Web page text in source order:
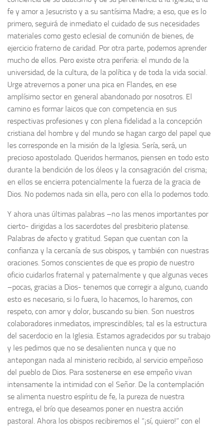
fe y amor a Jesucristo y a su santísima Madre; a eso, que es lo
primero, seguirá de inmediato el cuidado de sus necesidades
materiales como gesto eclesial de comunión de bienes, de
ejercicio fraterno de caridad. Por otra parte, podemos aprender
mucho de ellos. Pero existe otra periferia: el mundo de la
universidad, de la cultura, de la política y de toda la vida social.
Urge atrevernos a poner una pica en Flandes, en ese
amplísimo sector en general abandonado por nosotros. El
camino es formar laicos que con competencia en sus
respectivas profesiones y con plena fidelidad a la concepción
cristiana del hombre y del mundo se hagan cargo del papel que
les corresponde en la misión de la Iglesia. Sería, será, un
precioso apostolado. Queridos hermanos, piensen en todo esto
durante la bendición de los óleos y la consagración del crisma;
en ellos se encierra potencialmente la fuerza de la gracia de
Dios. No podemos nada sin ella, pero con ella lo podemos todo.
Y ahora unas últimas palabras –no las menos importantes por
cierto- dirigidas a los sacerdotes del presbiterio platense.
Palabras de afecto y gratitud. Sepan que cuentan con la
confianza y la cercanía de sus obispos, y también con nuestras
oraciones. Somos conscientes de que es propio de nuestro
oficio cuidarlos fraternal y paternalmente y que algunas veces
–pocas, gracias a Dios- tenemos que corregir a alguno, cuando
esto es necesario, si lo fuera, lo hacemos, lo haremos, con
respeto, con amor y dolor, buscando su bien. Son nuestros
colaboradores inmediatos, imprescindibles; tal es la estructura
del sacerdocio en la Iglesia. Estamos agradecidos por su trabajo
y les pedimos que no se desalienten nunca y que no
antepongan nada al ministerio recibido, al servicio empeñoso
del pueblo de Dios. Para sostenerse en ese empeño vivan
intensamente la intimidad con el Señor. De la contemplación
se alimenta nuestro espíritu de fe, la pureza de nuestra
entrega, el brío que deseamos poner en nuestra acción
pastoral. Ahora los obispos recibiremos el “¡sí, quiero!” con el